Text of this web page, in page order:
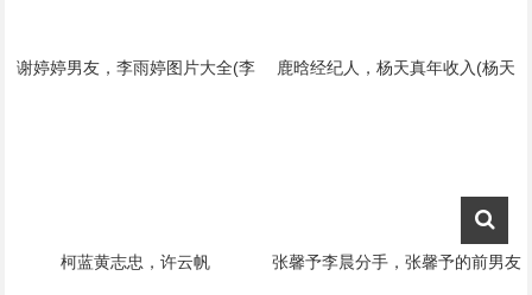
谢婷婷男友，李雨婷图片大全(李
鹿晗经纪人，杨天真年收入(杨天
柯蓝黄志忠，许云帆
张馨予李晨分手，张馨予的前男友